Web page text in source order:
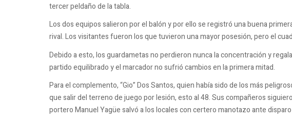
tercer peldaño de la tabla.
Los dos equipos salieron por el balón y por ello se registró una buena
rival. Los visitantes fueron los que tuvieron una mayor posesión, pero el
Debido a esto, los guardametas no perdieron nunca la concentración y
partido equilibrado y el marcador no sufrió cambios en la primera mitad.
Para el complemento, “Gio” Dos Santos, quien había sido de los más
que salir del terreno de juego por lesión, esto al 48. Sus compañeros
portero Manuel Yagüe salvó a los locales con certero manotazo ante disparo